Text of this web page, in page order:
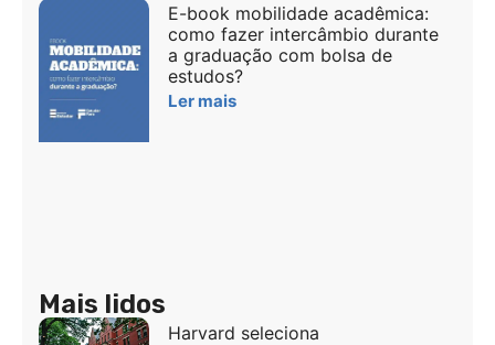
E-book mobilidade acadêmica:
como fazer intercâmbio durante
a graduação com bolsa de
estudos?
Ler mais
Mais lidos
Harvard seleciona